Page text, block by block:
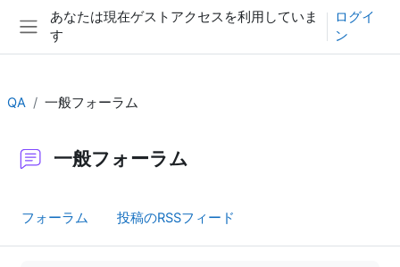
メインコンテンツへスキップする
サイドパネル
あなたは現在ゲストアクセスを利用していま
す
ログイ
ン
QA 一般フォーラム
一般フォーラム
フォーラム 投稿のRSSフィード